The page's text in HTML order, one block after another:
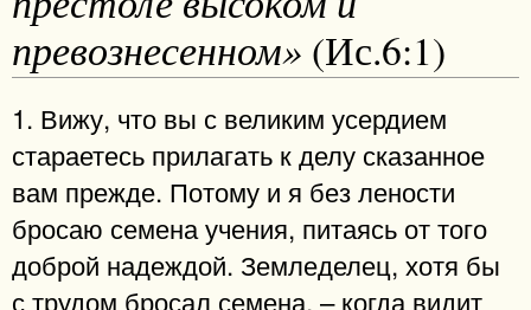
превознесенном» (Ис.6:1)
1. Вижу, что вы с великим усердием
стараетесь прилагать к делу сказанное
вам прежде. Потому и я без лености
бросаю семена учения, питаясь от того
доброй надеждой. Земледелец, хотя бы
с трудом бросал семена, – когда видит